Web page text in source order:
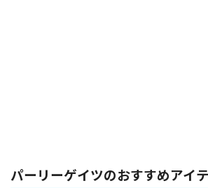
パーリーゲイツのおすすめアイ